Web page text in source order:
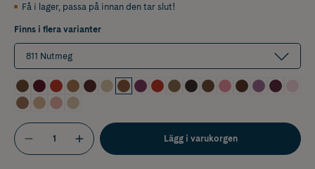
Få i lager, passa på innan den tar slut!
Finns i flera varianter
811 Nutmeg
Lägg i varukorgen